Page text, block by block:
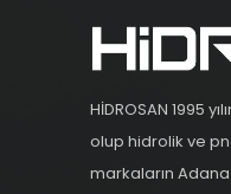
HİDROSAN 1995
olup hidrolik ve
markaların